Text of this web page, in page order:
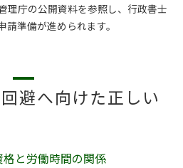
理庁の公開資料を参照し、行政書士
準備が進められます。
避へ向けた正しい
と労働時間の関係